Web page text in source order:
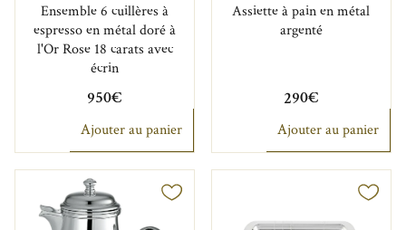
Ensemble 6 cuillères à
espresso en métal doré à
l'Or Rose 18 carats avec
écrin
950€
Ajouter au panier
Assiette à pain en métal
argenté
290€
Ajouter au panier